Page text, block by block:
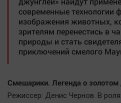
Наука
Обсуждаем
Отдых
Персона
Последняя инстанция
Тенденции
современные технологии
изображения животных,
зрителям перенестись в
природы и стать
приключений смелого
Смешарики. Легенда о золотом
Режиссер: Денис Чернов. В